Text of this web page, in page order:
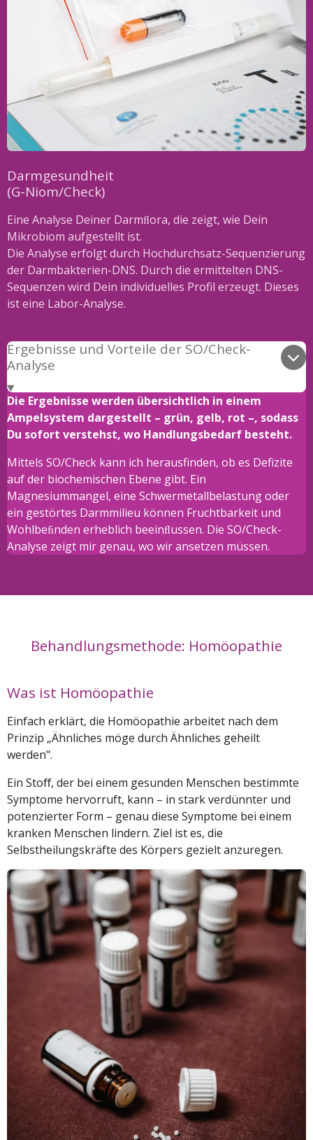
Darmgesundheit
(G-Niom/Check)
Eine Analyse Deiner Darmﬂora, die zeigt, wie Dein
Mikrobiom aufgestellt ist.
Die Analyse erfolgt durch Hochdurchsatz-Sequenzierung
der Darmbakterien-DNS. Durch die ermittelten DNS-
Sequenzen wird Dein individuelles Profil erzeugt. Dieses
ist eine Labor-Analyse.
Ergebnisse und Vorteile der SO/Check-
Analyse
Die Ergebnisse werden übersichtlich in einem
Ampelsystem dargestellt – grün, gelb, rot –, sodass
Du sofort verstehst, wo Handlungsbedarf besteht.
Mittels SO/Check kann ich herausfinden, ob es Defizite
auf der biochemischen Ebene gibt. Ein
Magnesiummangel, eine Schwermetallbelastung oder
ein gestörtes Darmmilieu können Fruchtbarkeit und
Wohlbeﬁnden erheblich beeinﬂussen. Die SO/Check-
Analyse zeigt mir genau, wo wir ansetzen müssen.
Behandlungsmethode: Homöopathie
Was ist Homöopathie
Einfach erklärt, die Homöopathie arbeitet nach dem
Prinzip „Ähnliches möge durch Ähnliches geheilt
werden".
Ein Stoﬀ, der bei einem gesunden Menschen bestimmte
Symptome hervorruft, kann – in stark verdünnter und
potenzierter Form – genau diese Symptome bei einem
kranken Menschen lindern. Ziel ist es, die
Selbstheilungskräfte des Körpers gezielt anzuregen.